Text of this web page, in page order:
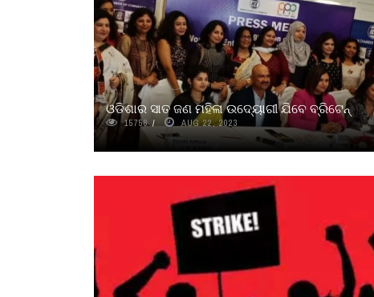
ଓଡିଶାର ସାତ ଜଣ ମହିଳା ଉଦ୍ୟୋଗୀ ଯିବେ ବ୍ରିଟେନ୍‌
15758 AUG 22, 2023